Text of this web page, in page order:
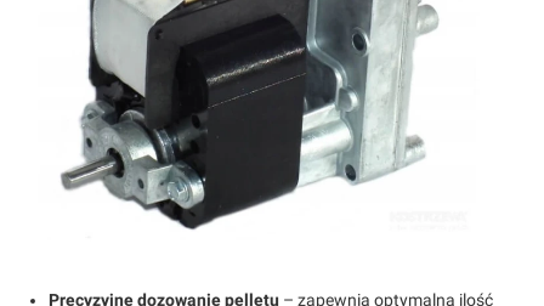
Precyzyjne dozowanie pelletu – zapewnia optymalną ilość